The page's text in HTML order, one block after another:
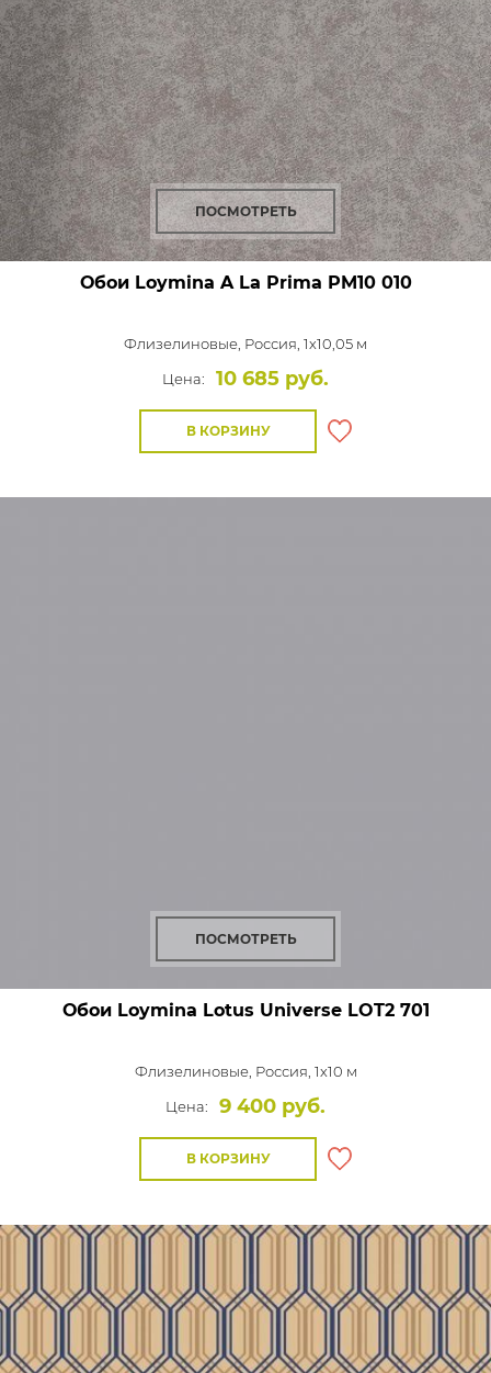
ПОСМОТРЕТЬ
Обои Loymina A La Prima PM10 010
Флизелиновые, Россия, 1x10,05 м
Цена:
10 685 руб.
В КОРЗИНУ
ПОСМОТРЕТЬ
Обои Loymina Lotus Universe LOT2 701
Флизелиновые, Россия, 1x10 м
Цена:
9 400 руб.
В КОРЗИНУ